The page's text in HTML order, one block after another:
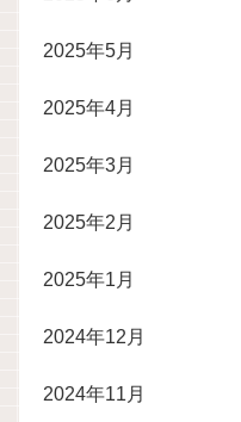
2025年5月
2025年4月
2025年3月
2025年2月
2025年1月
2024年12月
2024年11月